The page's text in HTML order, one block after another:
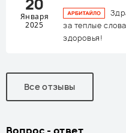
20
Января
2025
за теплые
здоровья!
Все отзывы